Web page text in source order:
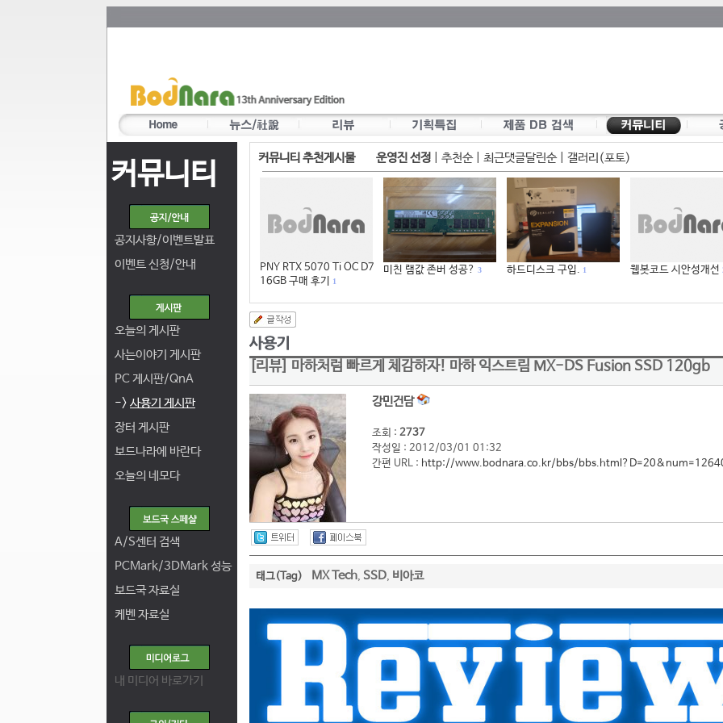
커뮤니티
공지사항/이벤트발표
이벤트 신청/안내
오늘의 게시판
사는이야기 게시판
PC 게시판/QnA
-> 사용기 게시판
장터 게시판
보드나라에 바란다
오늘의 네모다
A/S센터 검색
PCMark/3DMark 성능
보드국 자료실
케벤 자료실
내 미디어 바로가기
커뮤니티 추천게시물 운영진 선정 추천순| 최근댓글달린순| 갤러리(포토)
PNY RTX 5070 Ti OC D7
16GB 구매 후기
1
미친 램값 존버 성공? 3 하드디스크 구입. 1 웹봇코드 시안성개선
[리뷰] 마하처럼 빠르게 체감하자! 마하 익스트림 MX-DS Fusion SSD 120gb
강민건담
조회 : 2737
작성일 : 2012/03/01 01:32
간편 URL : http://www.bodnara.co.kr/bbs/
태그(Tag) MX Tech, SSD, 비아코